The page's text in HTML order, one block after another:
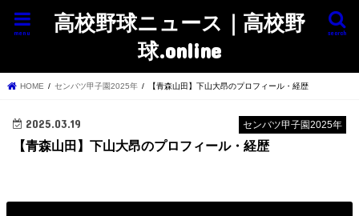
高校野球ニュース｜高校野
球.online
search
menu
HOME センバツ甲子園2025年 【青森山田】下山大昂のプロフィール・経歴
センバツ甲子園2025年
2025.03.19
【青森山田】下山大昂のプロフィール・経歴